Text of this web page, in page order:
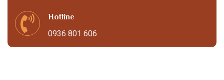
Hotline
0936 801 606